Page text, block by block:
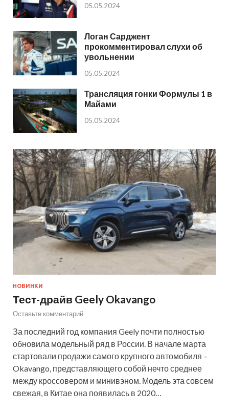
05.05.2024
Логан Сарджент
прокомментировал слухи об
увольнении
05.05.2024
Трансляция гонки Формулы 1 в
Майами
05.05.2024
НОВИНКИ
Тест-драйв Geely Okavango
Оставьте комментарий
За последний год компания Geely почти полностью
обновила модельный ряд в России. В начале марта
стартовали продажи самого крупного автомобиля –
Okavango, представляющего собой нечто среднее
между кроссовером и минивэном. Модель эта совсем
свежая, в Китае она появилась в 2020…